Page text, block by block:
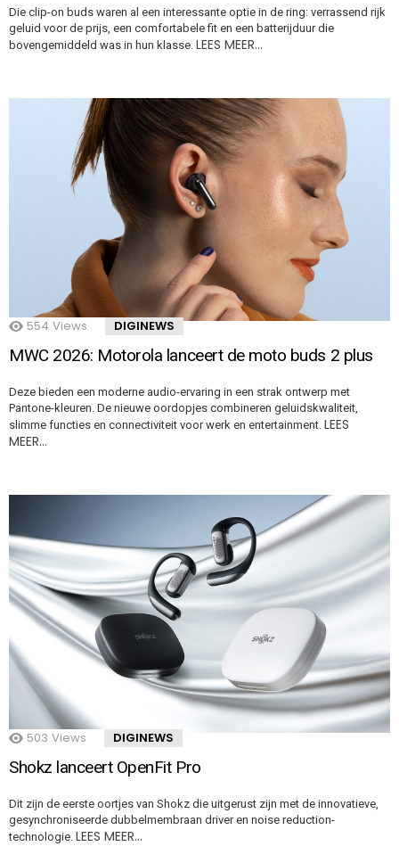
Die clip-on buds waren al een interessante optie in de ring: verrassend rijk
geluid voor de prijs, een comfortabele fit en een batterijduur die
bovengemiddeld was in hun klasse. LEES MEER…
554 Views DIGINEWS
MWC 2026: Motorola lanceert de moto buds 2 plus
Deze bieden een moderne audio-ervaring in een strak ontwerp met
Pantone-kleuren. De nieuwe oordopjes combineren geluidskwaliteit,
slimme functies en connectiviteit voor werk en entertainment. LEES
MEER…
503 Views DIGINEWS
Shokz lanceert OpenFit Pro
Dit zijn de eerste oortjes van Shokz die uitgerust zijn met de innovatieve,
gesynchroniseerde dubbelmembraan driver en noise reduction-
technologie. LEES MEER…